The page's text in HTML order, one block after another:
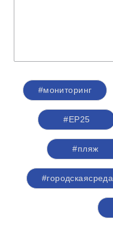
#мониторинг
#ЕР25
#пляж
#городскаясреда